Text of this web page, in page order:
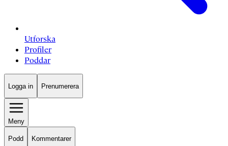
Utforska
Profiler
Poddar
Logga in Prenumerera
Meny
Podd Kommentarer